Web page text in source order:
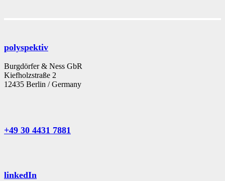
polyspektiv
Burgdörfer & Ness GbR
Kiefholzstraße 2
12435 Berlin / Germany
+49 30 4431 7881
linkedIn